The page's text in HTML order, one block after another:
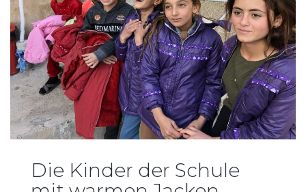
Die Kinder der Schule